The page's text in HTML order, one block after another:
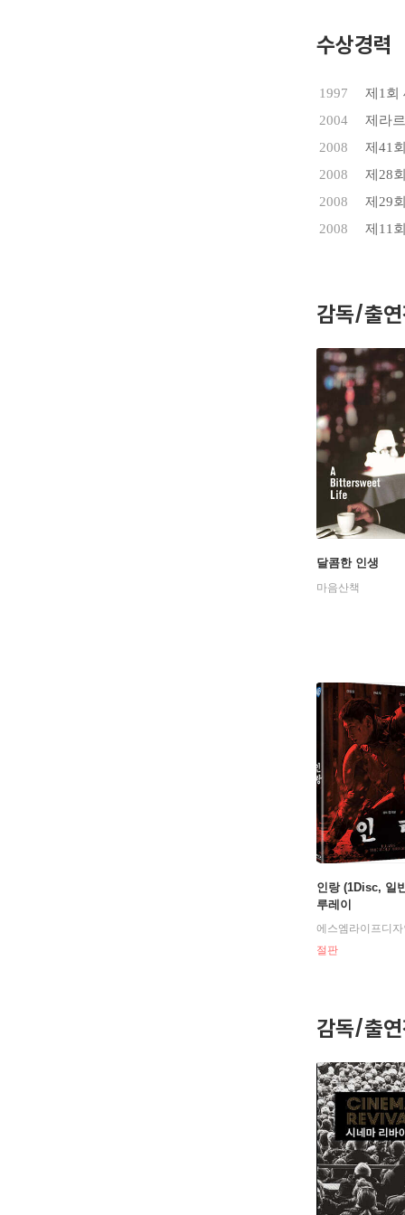
수상경력
1997
제1회
2004
제라
2008
제41
2008
제28
2008
제29
2008
제11
감독/출
달콤한 인생
마음산책
인랑 (1Disc, 일
루레이
에스엠라이프디
절판
감독/출